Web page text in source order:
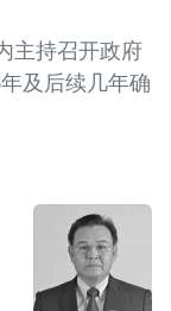
主持召开政府
及后续几年确